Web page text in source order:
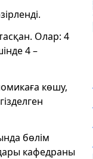
Олар: 4
4 –
көшу,
бөлім
кафедраны